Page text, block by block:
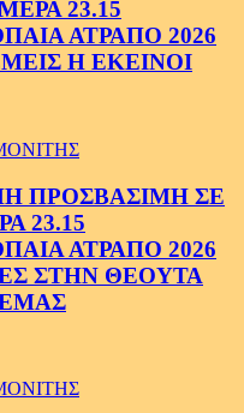
23.15
ΑΤΡΑΠΟ 2026
Η ΕΚΕΙΝΟΙ
ΠΡΟΣΒΑΣΙΜΗ ΣΕ
23.15
ΑΤΡΑΠΟ 2026
ΣΤΗΝ ΘΕΟΥΤΑ